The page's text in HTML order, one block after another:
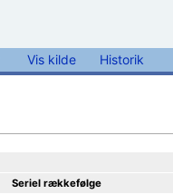
Vis kilde Historik
Seriel rækkefølge